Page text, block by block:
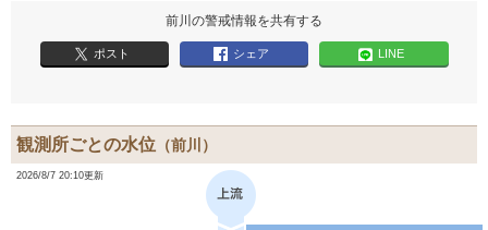
前川の警戒情報を共有する
ポスト シェア LINE
観測所ごとの水位 （前川）
2026/8/7 20:10更新